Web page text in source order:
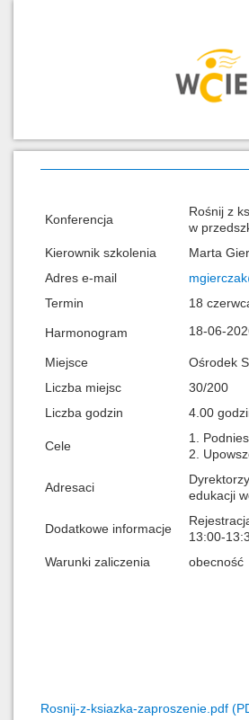
Konferencja
Rośnij z
w
Kierownik szkolenia
Marta
Adres e-mail
Termin
18
Harmonogram 18-06-
Miejsce
Ośrodek
Liczba miejsc
30/200
Liczba godzin
4.00
Cele
1.
2.
Adresaci
edukacji
Dodatkowe informacje
13:00-
Warunki zaliczenia
obecność
Rosnij-z-ksiazka-zaproszenie.pdf